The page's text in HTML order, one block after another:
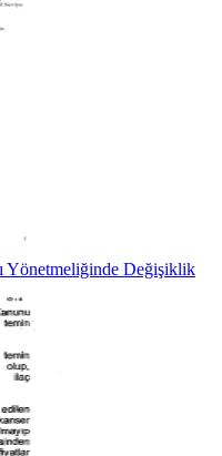
Yönetmeliğinde Değişiklik